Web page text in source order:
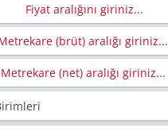
Fiyat aralığını giriniz...
(brüt) aralığı giriniz...
Metrekare (net) aralığı giriniz...